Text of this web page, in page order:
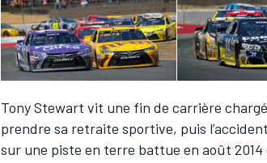
WEC
Tony Stewart vit une fin de carrière
prendre sa retraite sportive, puis
sur une piste en terre battue en août